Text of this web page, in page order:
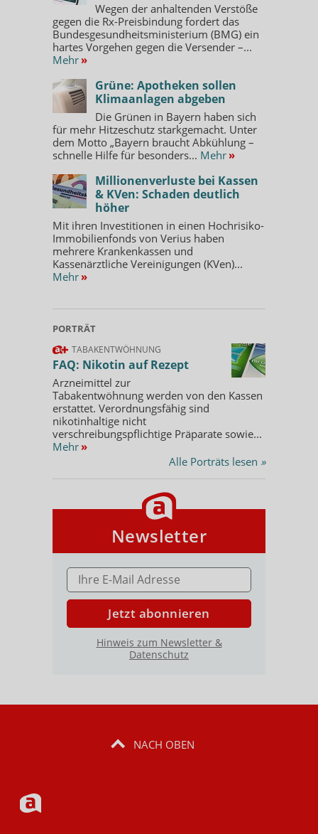
Wegen der anhaltenden Verstöße
gegen die Rx-Preisbindung fordert das
Bundesgesundheitsministerium (BMG) ein
hartes Vorgehen gegen die Versender –...
Mehr »
Grüne: Apotheken sollen
Klimaanlagen abgeben
Die Grünen in Bayern haben sich
für mehr Hitzeschutz starkgemacht. Unter
dem Motto „Bayern braucht Abkühlung –
schnelle Hilfe für besonders... Mehr »
Millionenverluste bei Kassen
& KVen: Schaden deutlich
höher
Mit ihren Investitionen in einen Hochrisiko-
Immobilienfonds von Verius haben
mehrere Krankenkassen und
Kassenärztliche Vereinigungen (KVen)...
Mehr »
PORTRÄT
TABAKENTWÖHNUNG
FAQ: Nikotin auf Rezept
Arzneimittel zur
Tabakentwöhnung werden von den Kassen
erstattet. Verordnungsfähig sind
nikotinhaltige nicht
verschreibungspflichtige Präparate sowie...
Mehr »
Alle Porträts lesen »
Newsletter
E-MAIL ADRESSE
Jetzt abonnieren
Hinweis zum Newsletter &
Datenschutz
NACH OBEN